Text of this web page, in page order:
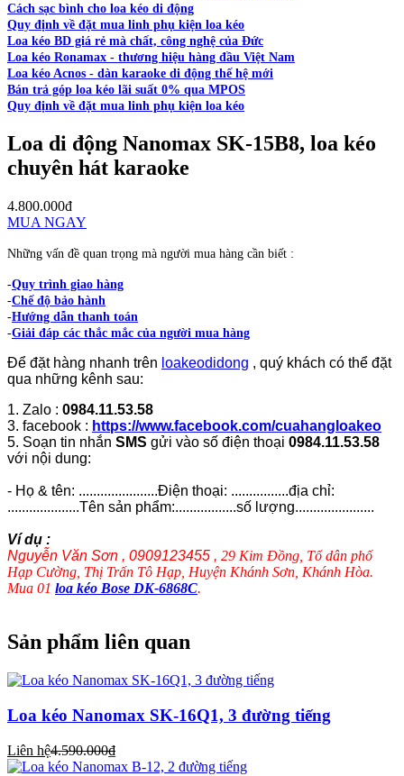
Cách sạc bình cho loa kéo di động
Quy định về đặt mua linh phụ kiện loa kéo
Loa kéo BD giá rẻ mà chất, công nghệ của Đức
Loa kéo Ronamax - thương hiệu hàng đầu Việt Nam
Loa kéo Acnos - dàn karaoke di động thế hệ mới
Bán trả góp loa kéo lãi suất 0% qua MPOS
Quy định về đặt mua linh phụ kiện loa kéo
Loa di động Nanomax SK-15B8, loa kéo
chuyên hát karaoke
4.800.000đ
MUA NGAY
Những vấn đề quan trọng mà người mua hàng cần biết :
-Quy trình giao hàng
-Chế độ bảo hành
-Hướng dẫn thanh toán
-Giải đáp các thắc mắc của người mua hàng
Để đặt hàng nhanh trên loakeodidong , quý khách có thể đặt
qua những kênh sau:
1. Zalo : 0984.11.53.58
3. facebook : https://www.facebook.com/cuahangloakeo
5. Soạn tin nhắn SMS gửi vào số điện thoại 0984.11.53.58
với nội dung:
- Họ & tên: ......................Điện thoại: ................địa chỉ:
....................Tên sản phẩm:.................số lượng......................
Ví dụ :
Nguyễn Văn Sơn , 0909123455 , 29 Kim Đồng, Tổ dân phố
Hạp Cường, Thị Trấn Tô Hạp, Huyện Khánh Sơn, Khánh Hòa.
Mua 01 loa kéo Bose DK-6868C.
Sản phẩm liên quan
Loa kéo Nanomax SK-16Q1, 3 đường tiếng
Liên hệ4.590.000₫